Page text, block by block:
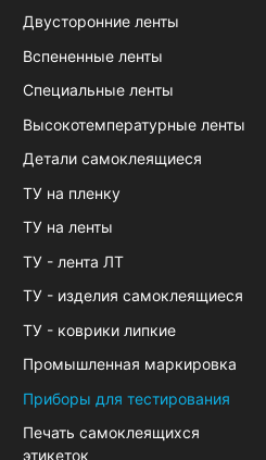
Двусторонние ленты
Вспененные ленты
Специальные ленты
Высокотемпературные ленты
Детали самоклеящиеся
ТУ на пленку
ТУ на ленты
ТУ - лента ЛТ
ТУ - изделия самоклеящиеся
ТУ - коврики липкие
Промышленная маркировка
Приборы для тестирования
Печать самоклеящихся
этикеток